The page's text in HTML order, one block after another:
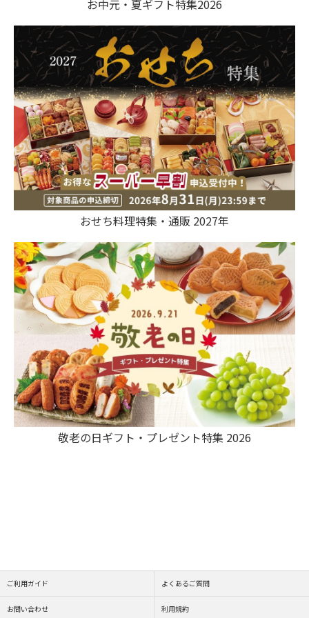
お中元・夏ギフト特集2026
おせち料理特集・通販 2027年
敬老の日ギフト・プレゼント特集 2026
ご利用ガイド よくあるご質問
お問い合わせ 利用規約